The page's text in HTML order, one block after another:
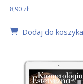
8,90 zł
Dodaj do koszyka